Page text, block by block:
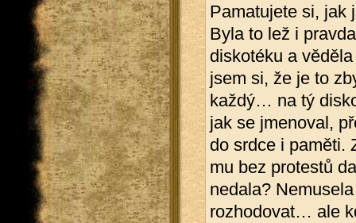
Pamatujete si, jak
Byla to lež i
diskotéku a
jsem si, že je to
každý… na tý
jak se jmenoval,
do srdce i paměti.
mu bez protestů
nedala?
rozhodovat… ale